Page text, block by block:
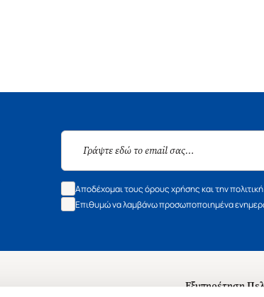
Αποδέχομαι τους όρους χρήσης και την
Επιθυμώ να λαμβάνω προσωποποιημένα
Εξυπηρέτηση